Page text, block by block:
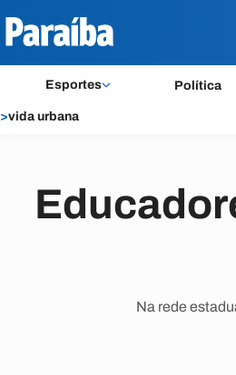
Esportes Política
>vida urbana
Na rede